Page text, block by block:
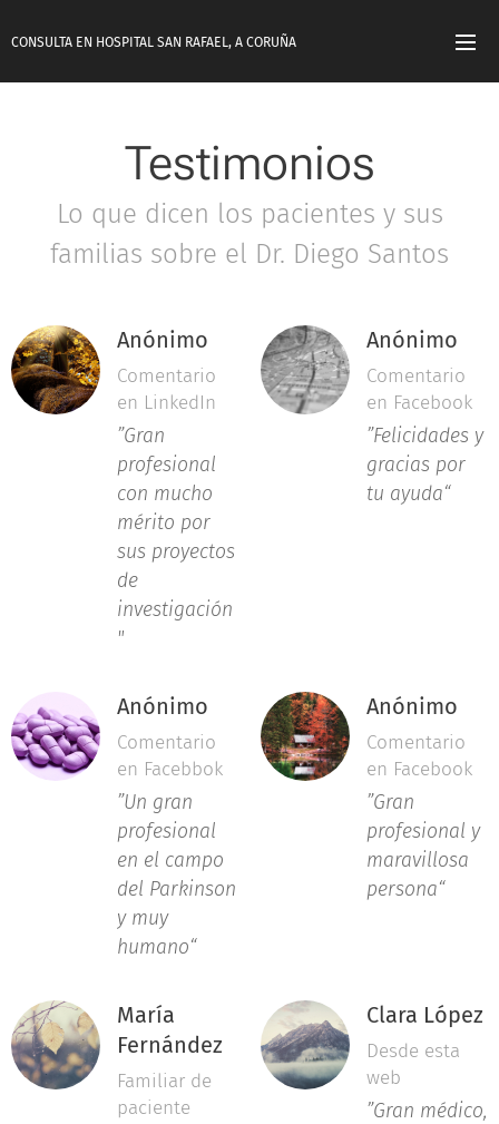
CONSULTA EN HOSPITAL SAN RAFAEL, A CORUÑA
Testimonios
Lo que dicen los pacientes y sus
familias sobre el Dr. Diego Santos
Anónimo
Comentario
en LinkedIn
”Gran
profesional
con mucho
mérito por
sus proyectos
de
investigación
"
Anónimo
Comentario
en Facebook
”Felicidades y
gracias por
tu ayuda“
Anónimo
Comentario
en Facebbok
”Un gran
profesional
en el campo
del Parkinson
y muy
humano“
Anónimo
Comentario
en Facebook
”Gran
profesional y
maravillosa
persona“
María
Fernández
Familiar de
paciente
Clara López
Desde esta
web
”Gran médico,